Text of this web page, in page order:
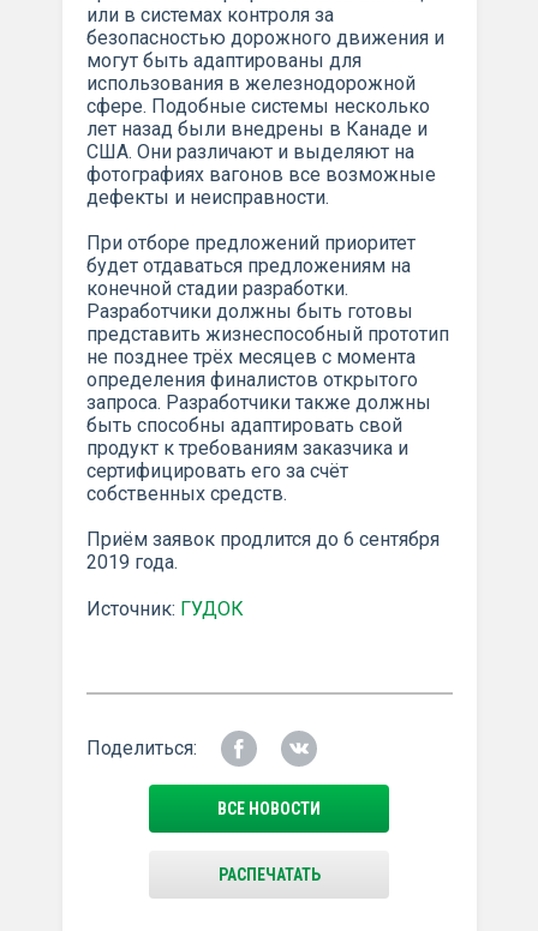
или в системах контроля за
безопасностью дорожного движения и
могут быть адаптированы для
использования в железнодорожной
сфере. Подобные системы несколько
лет назад были внедрены в Канаде и
США. Они различают и выделяют на
фотографиях вагонов все возможные
дефекты и неисправности.
При отборе предложений приоритет
будет отдаваться предложениям на
конечной стадии разработки.
Разработчики должны быть готовы
представить жизнеспособный прототип
не позднее трёх месяцев с момента
определения финалистов открытого
запроса. Разработчики также должны
быть способны адаптировать свой
продукт к требованиям заказчика и
сертифицировать его за счёт
собственных средств.
Приём заявок продлится до 6 сентября
2019 года.
Источник: ГУДОК
Поделиться:
ВСЕ НОВОСТИ
РАСПЕЧАТАТЬ